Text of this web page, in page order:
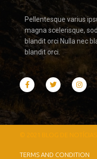
Pellentesque varius
magna scelerisque,
blandit orci Nulla nec
blandit orci.
© 2021 BLOG DE NOTÍCIAS
TERMS AND CONDITION